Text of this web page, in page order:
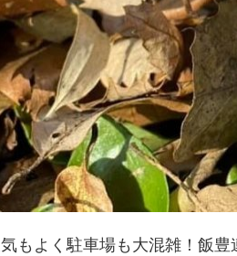
もよく駐車場も大混雑！飯